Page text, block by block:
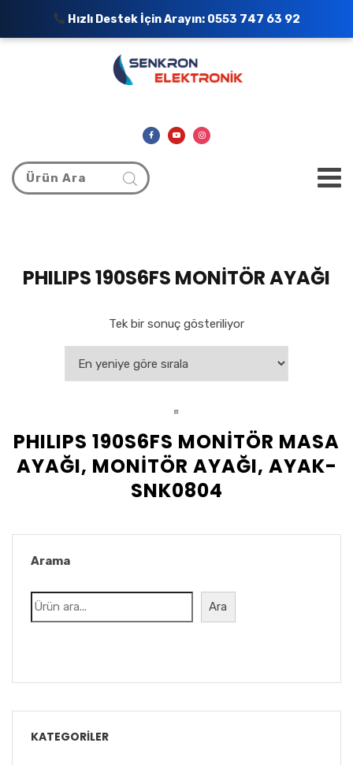
PHILIPS 190S6FS MONİTÖR AYAĞI
Tek bir sonuç gösteriliyor
PHILIPS 190S6FS MONİTÖR MASA
AYAĞI, MONİTÖR AYAĞI, AYAK-
SNK0804
Arama
Ara
KATEGORILER
Hızlı Destek İçin Arayın: 0553 747 63 92